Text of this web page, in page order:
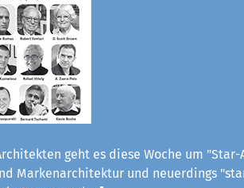
geht es diese Woche um
Markenarchitektur und neuerdings